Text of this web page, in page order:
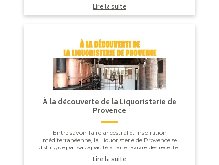
Lire la suite
À la découverte de la Liquoristerie de
Provence
Entre savoir-faire ancestral et inspiration
méditerranéenne, la Liquoristerie de Provence se
distingue par sa capacité à faire revivre des recettes
Lire la suite